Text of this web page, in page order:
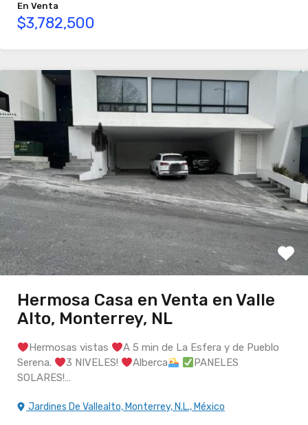
En Venta
$3,782,500
Hermosa Casa en Venta en Valle
Alto, Monterrey, NL
Hermosas vistas
A 5 min de La Esfera y de Pueblo
Serena.
3 NIVELES! Alberca
PANELES
SOLARES!…
Jardines De Vallealto, Monterrey, N.L., México